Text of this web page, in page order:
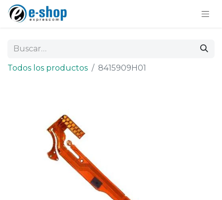
Todos los productos 8415909H01